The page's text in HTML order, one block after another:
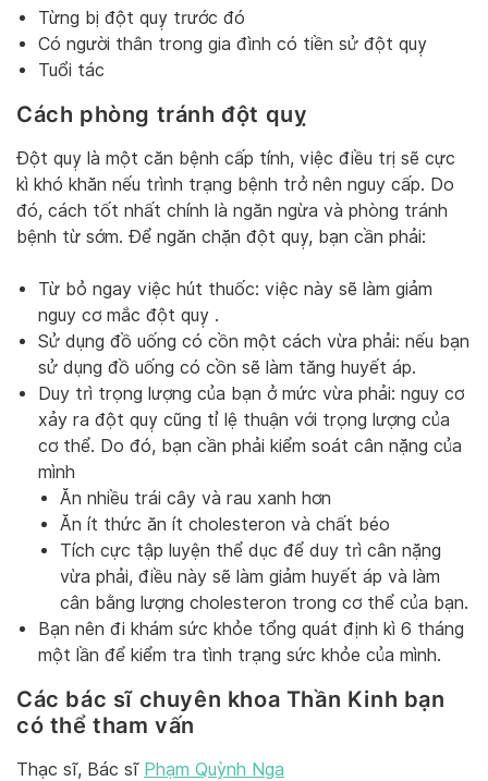
Từng bị đột quỵ trước đó
Có người thân trong gia đình có tiền sử đột quỵ
Tuổi tác
Cách phòng tránh đột quỵ
Đột quỵ là một căn bệnh cấp tính, việc điều trị sẽ cực
kì khó khăn nếu trình trạng bệnh trở nên nguy cấp. Do
đó, cách tốt nhất chính là ngăn ngừa và phòng tránh
bệnh từ sớm. Để ngăn chặn đột quỵ, bạn cần phải:
Từ bỏ ngay việc hút thuốc: việc này sẽ làm giảm
nguy cơ mắc đột quỵ .
Sử dụng đồ uống có cồn một cách vừa phải: nếu bạn
sử dụng đồ uống có cồn sẽ làm tăng huyết áp.
Duy trì trọng lượng của bạn ở mức vừa phải: nguy cơ
xảy ra đột quỵ cũng tỉ lệ thuận với trọng lượng của
cơ thể. Do đó, bạn cần phải kiểm soát cân nặng của
mình
Ăn nhiều trái cây và rau xanh hơn
Ăn ít thức ăn ít cholesteron và chất béo
Tích cực tập luyện thể dục để duy trì cân nặng
vừa phải, điều này sẽ làm giảm huyết áp và làm
cân bằng lượng cholesteron trong cơ thể của bạn.
Bạn nên đi khám sức khỏe tổng quát định kì 6 tháng
một lần để kiểm tra tình trạng sức khỏe của mình.
Các bác sĩ chuyên khoa Thần Kinh bạn
có thể tham vấn
Thạc sĩ, Bác sĩ Phạm Quỳnh Nga